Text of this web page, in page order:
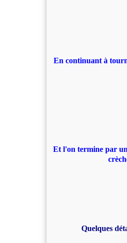
En continuant à
Et l'on termine par
Quelques